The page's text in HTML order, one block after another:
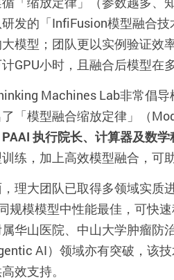
发的「InfiFusion模型融合
模型；团队更以实例验证效
GPU小时，且融合后模型在
Machines Lab非常倡导
「模型融合缩放定律」（
PAAI 执行院长、 计算器及数
练，加上高效模型融合，可
理大团队已取得多领域实质
规模模型中性能最佳，可快
华山医院、中山大学肿瘤防
AI）领域亦有突破，该
效支持。